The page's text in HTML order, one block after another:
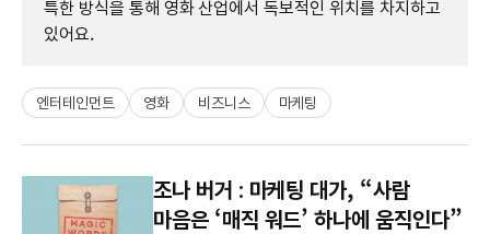
특한 방식을 통해 영화 산업에서 독보적인 위치를 차지하고
있어요.
엔터테인먼트 영화 비즈니스 마케팅
조나 버거 : 마케팅 대가, “사람
마음은 ‘매직 워드’ 하나에 움직인다”